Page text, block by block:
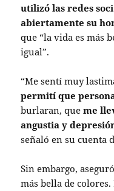
utilizó las redes
abiertamente su
que “la vida es más
igual”.
“Me sentí muy
permití que
burlaran, queme
angustia y
señaló en su cuenta
Sin embargo,
más bella de